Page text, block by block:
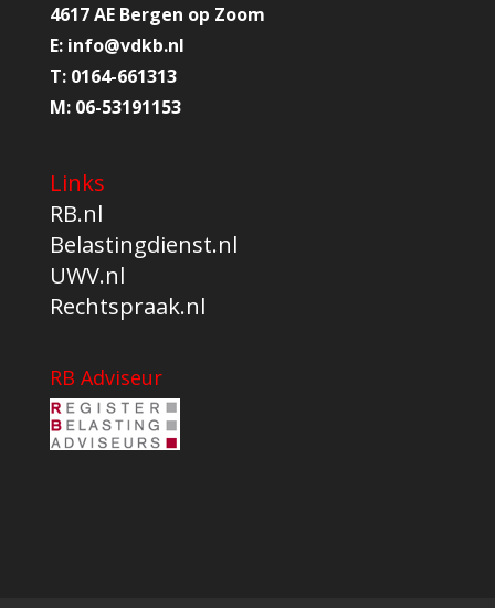
4617 AE Bergen op Zoom
E: info@vdkb.nl
T: 0164-661313
M: 06-53191153
Links
RB.nl
Belastingdienst.nl
UWV.nl
Rechtspraak.nl
RB Adviseur